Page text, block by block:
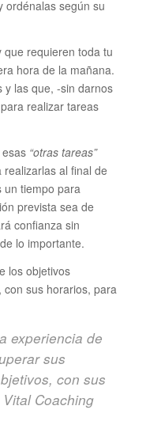
ordénalas según su
que requieren toda tu
hora de la mañana.
y las que, -sin darnos
realizar tareas
“otras tareas”
al final de
un tiempo para
prevista sea de
confianza sin
lo importante.
los objetivos
sus horarios, para
experiencia de
sus
con sus
Coaching